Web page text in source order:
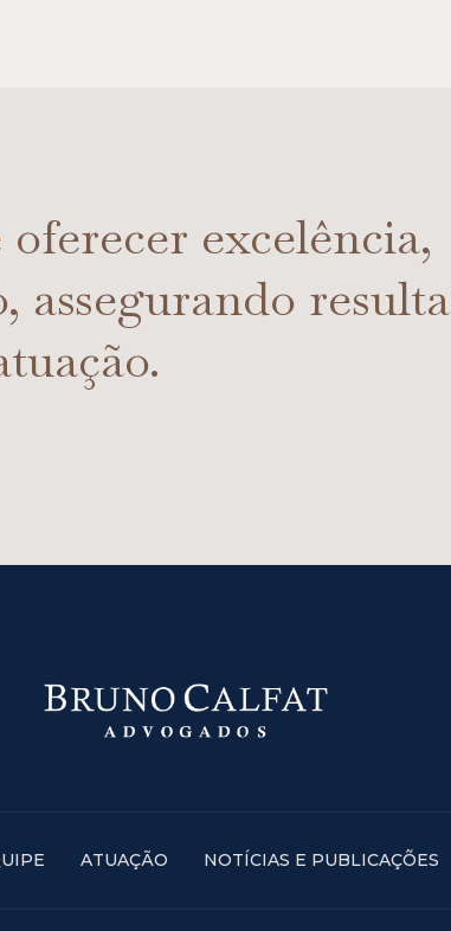
excelência,
assegurando
ATUAÇÃO NOTÍCIAS E PUBLICAÇÕES